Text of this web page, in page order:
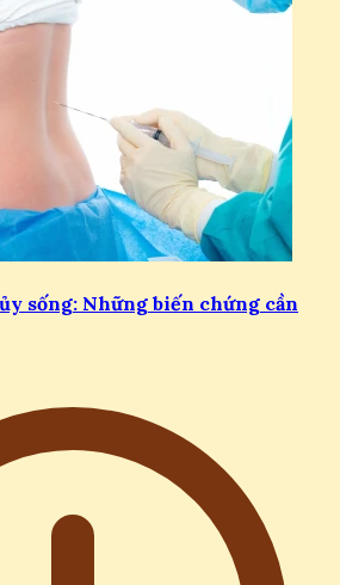
sống: Những biến chứng cần